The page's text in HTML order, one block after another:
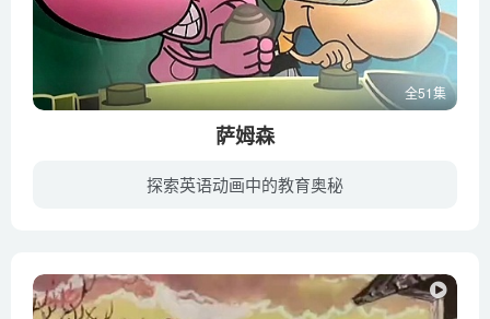
全51集
萨姆森
探索英语动画中的教育奥秘